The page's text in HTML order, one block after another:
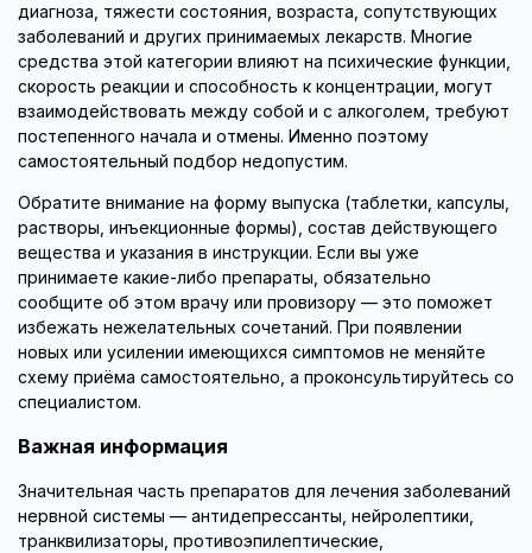
диагноза, тяжести состояния, возраста, сопутствующих
заболеваний и других принимаемых лекарств. Многие
средства этой категории влияют на психические функции,
скорость реакции и способность к концентрации, могут
взаимодействовать между собой и с алкоголем, требуют
постепенного начала и отмены. Именно поэтому
самостоятельный подбор недопустим.
Обратите внимание на форму выпуска (таблетки, капсулы,
растворы, инъекционные формы), состав действующего
вещества и указания в инструкции. Если вы уже
принимаете какие-либо препараты, обязательно
сообщите об этом врачу или провизору — это поможет
избежать нежелательных сочетаний. При появлении
новых или усилении имеющихся симптомов не меняйте
схему приёма самостоятельно, а проконсультируйтесь со
специалистом.
Важная информация
Значительная часть препаратов для лечения заболеваний
нервной системы — антидепрессанты, нейролептики,
транквилизаторы, противоэпилептические,